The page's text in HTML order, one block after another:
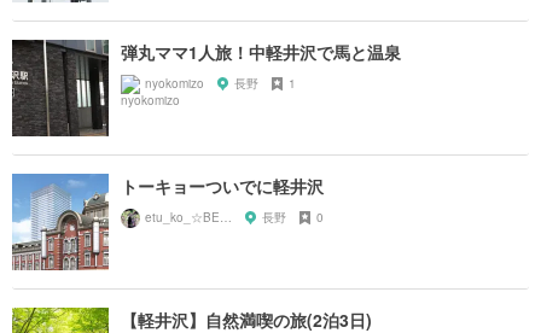
弾丸ママ1人旅！中軽井沢で馬と温泉
nyokomizo 長野 1
トーキョーついでに軽井沢
etu_ko_☆BEPPU 長野 0
【軽井沢】自然満喫の旅(2泊3日)